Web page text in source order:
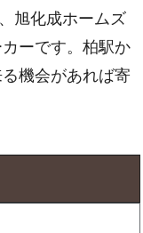
旭化成ホームズ
ーです。柏駅か
機会があれば寄